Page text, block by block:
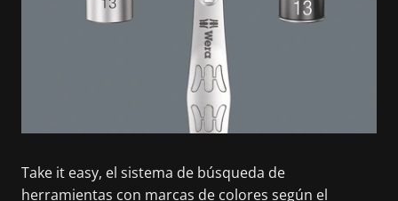
Take it easy, el sistema de búsqueda de
herramientas con marcas de colores según el